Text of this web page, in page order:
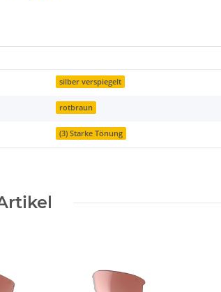
silber verspiegelt
rotbraun
(3) Starke Tönung